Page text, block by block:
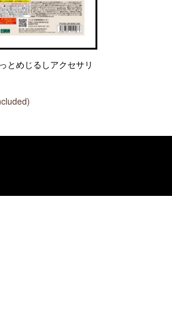
とめじるしアクセサリ